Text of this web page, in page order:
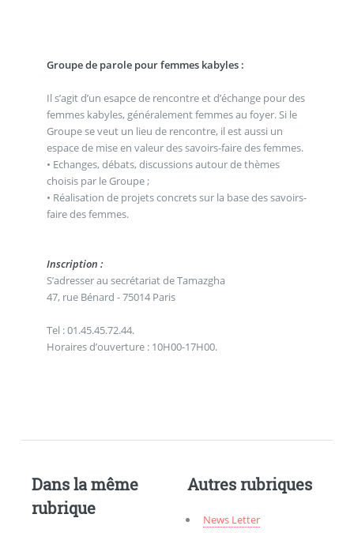
Groupe de parole pour femmes kabyles :
Il s’agit d’un esapce de rencontre et d’échange pour des
femmes kabyles, généralement femmes au foyer. Si le
Groupe se veut un lieu de rencontre, il est aussi un
espace de mise en valeur des savoirs-faire des femmes.
• Echanges, débats, discussions autour de thèmes
choisis par le Groupe ;
• Réalisation de projets concrets sur la base des savoirs-
faire des femmes.
Inscription :
S’adresser au secrétariat de Tamazgha
47, rue Bénard - 75014 Paris
Tel : 01.45.45.72.44.
Horaires d’ouverture : 10H00-17H00.
Dans la même
rubrique
Autres rubriques
News Letter